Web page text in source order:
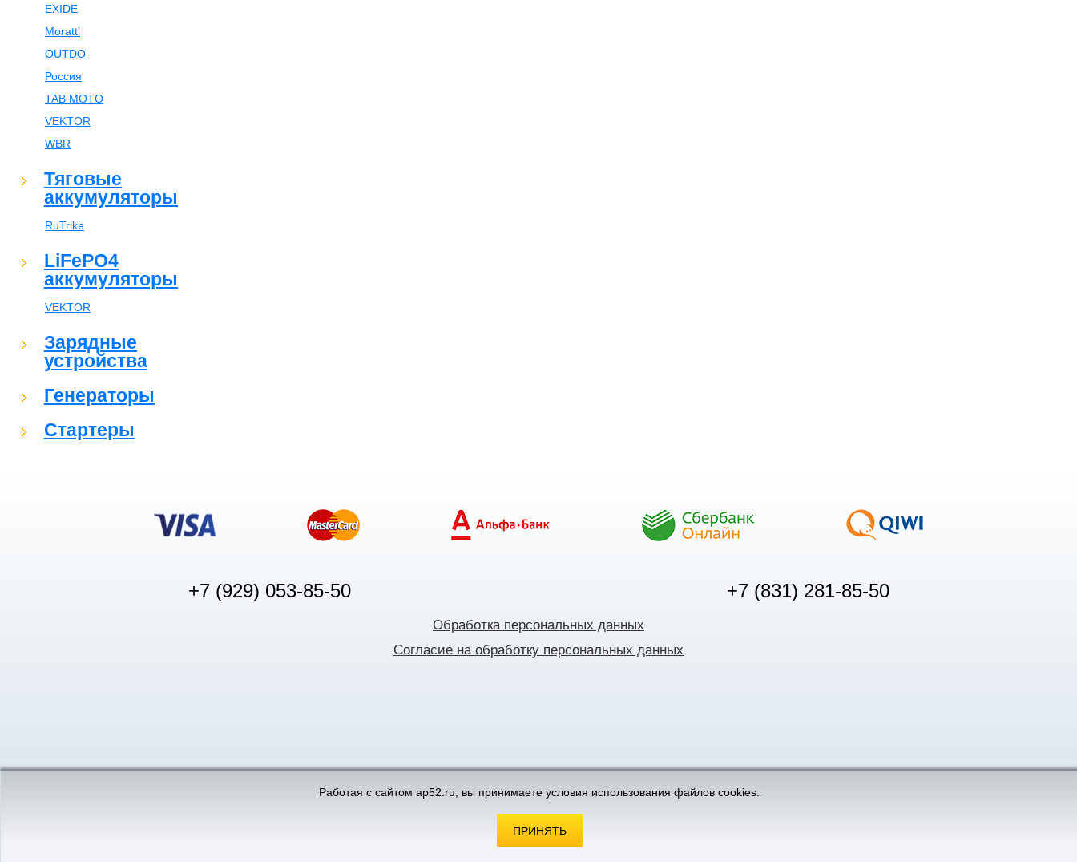
EXIDE
Moratti
OUTDO
Россия
TAB MOTO
VEKTOR
WBR
Тяговые
аккумуляторы
RuTrike
LiFePO4
аккумуляторы
VEKTOR
Зарядные
устройства
Генераторы
Стартеры
+7 (929) 053-85-50 +7 (831) 281-85-50
Обработка персональных данных
Согласие на обработку персональных данных
Работая с сайтом ap52.ru, вы принимаете условия использования файлов cookies.
ПРИНЯТЬ